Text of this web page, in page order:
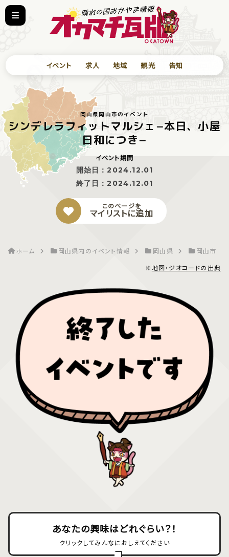
イベント 求人 地域 観光 告知
岡山県岡山市のイベント
シンデレラフィットマルシェ−本日、小屋
日和につき−
イベント期間
開始日：2024.12.01
終了日：2024.12.01
このページを
マイリストに追加
ホーム 岡山県内のイベント情報 岡山県
岡山市
※地図・ジオコードの出典
あなたの興味はどれぐらい？！
クリックしてみんなにおしえてください